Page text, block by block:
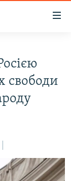
свободи